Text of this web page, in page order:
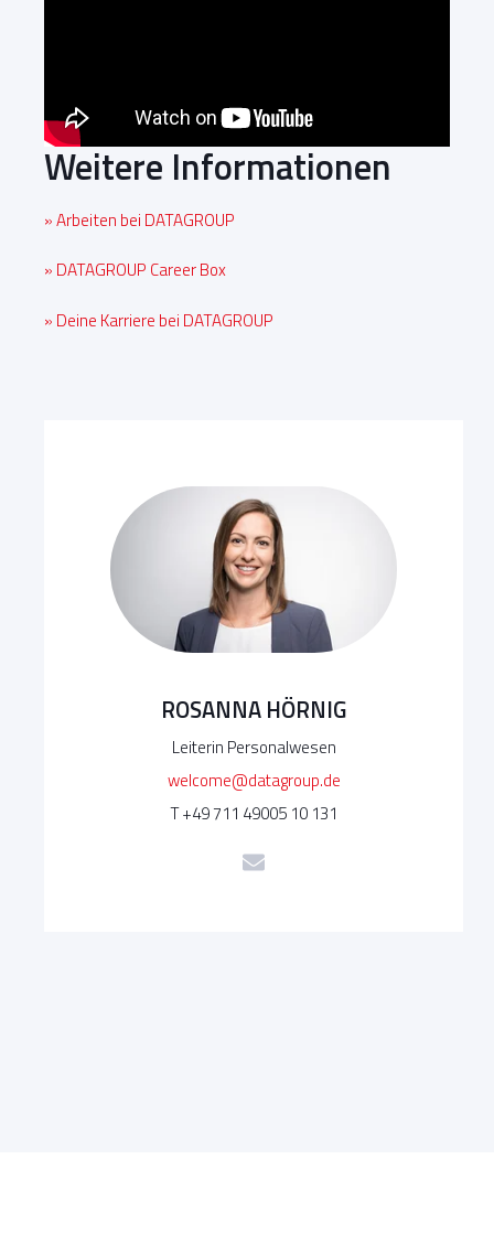
Weitere Informationen
» Arbeiten bei DATAGROUP
» DATAGROUP Career Box
» Deine Karriere bei DATAGROUP
ROSANNA HÖRNIG
Leiterin Personalwesen
welcome@datagroup.de
T +49 711 49005 10 131